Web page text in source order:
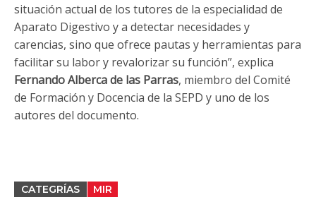
situación actual de los tutores de la especialidad de
Aparato Digestivo y a detectar necesidades y
carencias, sino que ofrece pautas y herramientas para
facilitar su labor y revalorizar su función”, explica
Fernando Alberca de las Parras, miembro del Comité
de Formación y Docencia de la SEPD y uno de los
autores del documento.
CATEGRÍAS MIR